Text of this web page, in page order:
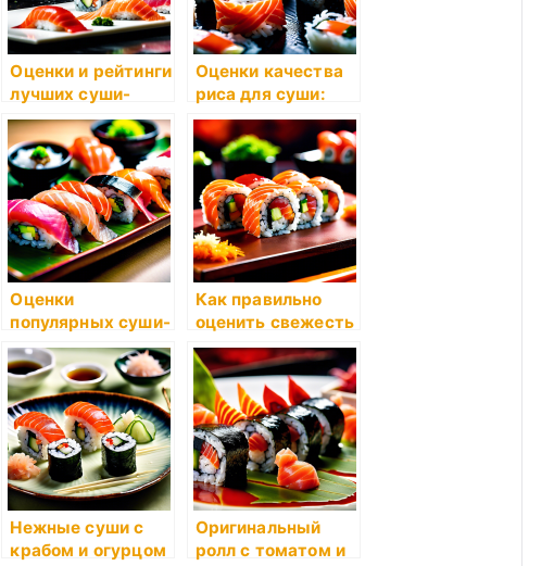
Оценки и рейтинги
лучших суши-
ресторанов в
мире
Оценки качества
риса для суши:
как выбрать
лучший?
Оценки
популярных суши-
сетов: отзывы
клиентов
Как правильно
оценить свежесть
рыбы для суши?
Нежные суши с
крабом и огурцом
Оригинальный
ролл с томатом и